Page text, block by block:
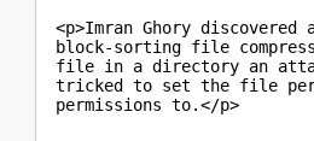
<p>Imran Ghory
block-sorting file
file in a directory an
tricked to set the file
permissions to.</p>